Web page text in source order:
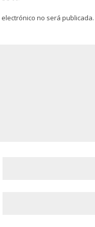
no será publicada.